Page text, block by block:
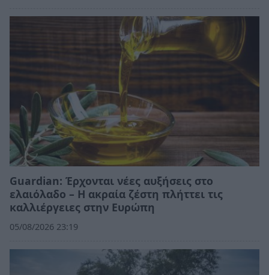
Guardian: Έρχονται νέες αυξήσεις στο
ελαιόλαδο – Η ακραία ζέστη πλήττει τις
καλλιέργειες στην Ευρώπη
05/08/2026 23:19